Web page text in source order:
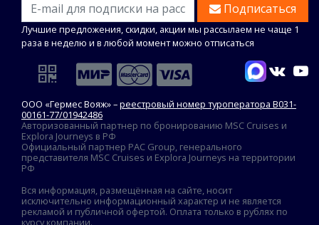
Подписаться
Лучшие предложения, скидки, акции мы рассылаем не чаще 1
раза в неделю и в любой момент можно отписаться
ООО «Гермес Вояж» –реестровый номер туроператора В031-
00161-77/01942486
Авторизованный партнер по бронированию MSC Cruises и
Explora Journeys в РФ
Официальный партнер PAC Group, генерального
представителя MSC Cruises и Explora Journeys на территории
РФ
Вся информация, размещённая на сайте, носит
исключительно информационный характер и не является
рекламой и публичной офертой. Оплата только в рублях по
курсу компании.